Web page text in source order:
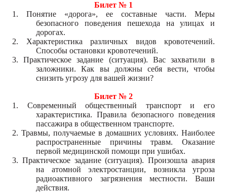
Билет № 1
1. Понятие «дорога», ее составные части. Меры
безопасного поведения пешехода на улицах и
дорогах.
2. Характеристика различных видов кровотечений.
Способы остановки кровотечений.
3. Практическое задание (ситуация). Вас захватили в
заложники. Как вы должны себя вести, чтобы
снизить угрозу для вашей жизни?
Билет № 2
1. Современный общественный транспорт и его
характеристика. Правила безопасного поведения
пассажира в общественном транспорте.
2. Травмы, получаемые в домашних условиях. Наиболее
распространенные причины травм. Оказание
первой медицинской помощи при ушибах.
3. Практическое задание (ситуация). Произошла авария
на атомной электростанции, возникла угроза
радиоактивного загрязнения местности. Ваши
действия.